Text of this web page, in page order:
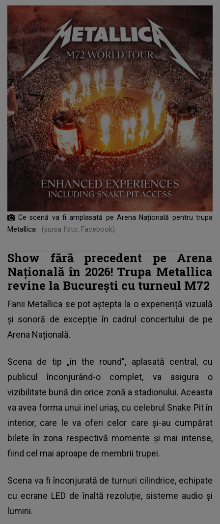
Ce scenă va fi amplasată pe Arena Națională pentru trupa
Metallica
(sursa foto: Facebook)
Show fără precedent pe Arena
Națională în 2026! Trupa Metallica
revine la București cu turneul M72
Fanii Metallica se pot aștepta la o experiență vizuală
și sonoră de excepție în cadrul concertului de pe
Arena Națională.
Scena de tip „in the round”, aplasată central, cu
publicul înconjurând-o complet, va asigura o
vizibilitate bună din orice zonă a stadionului. Aceasta
va avea forma unui inel uriaș, cu celebrul Snake Pit în
interior, care le va oferi celor care și-au cumpărat
bilete în zona respectivă momente și mai intense,
fiind cel mai aproape de membrii trupei.
Scena va fi înconjurată de turnuri cilindrice, echipate
cu ecrane LED de înaltă rezoluție, sisteme audio și
lumini.